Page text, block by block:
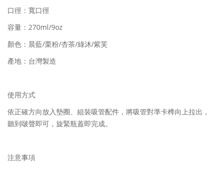
口徑：寬口徑
容量： 270ml/9oz
顏色：晨藍/栗粉/杏茶/綠沐/紫芙
產地：台灣製造
使用方式
依正確方向放入墊圈、組裝吸管配件，將吸管對準卡榫向上拉出，
聽到啵聲即可，旋緊瓶蓋即完成。
注意事項